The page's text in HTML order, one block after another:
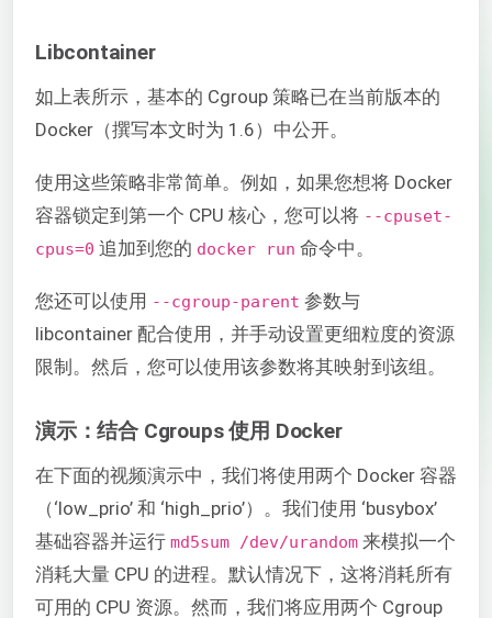
Libcontainer
如上表所示，基本的 Cgroup 策略已在当前版本的
Docker（撰写本文时为 1.6）中公开。
使用这些策略非常简单。例如，如果您想将 Docker
容器锁定到第一个 CPU 核心，您可以将 --cpuset-
cpus=0 追加到您的 docker run 命令中。
您还可以使用 --cgroup-parent 参数与
libcontainer 配合使用，并手动设置更细粒度的资源
限制。然后，您可以使用该参数将其映射到该组。
演示：结合 Cgroups 使用 Docker
在下面的视频演示中，我们将使用两个 Docker 容器
（‘low_prio’ 和 ‘high_prio’）。我们使用 ‘busybox’
基础容器并运行 md5sum /dev/urandom 来模拟一个
消耗大量 CPU 的进程。默认情况下，这将消耗所有
可用的 CPU 资源。然而，我们将应用两个 Cgroup